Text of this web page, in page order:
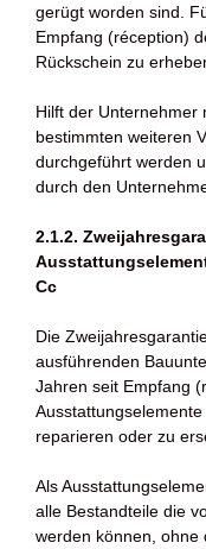
gerügt worden sind.
Empfang (réception)
Rückschein zu
Hilft der Unternehmer
bestimmten weiteren
durchgeführt werden
durch den
2.1.2.
Cc
Die
ausführenden
Jahren seit Empfang
reparieren oder zu
Als
alle Bestandteile die
werden können, ohne